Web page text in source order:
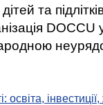
дітей та
освіта,